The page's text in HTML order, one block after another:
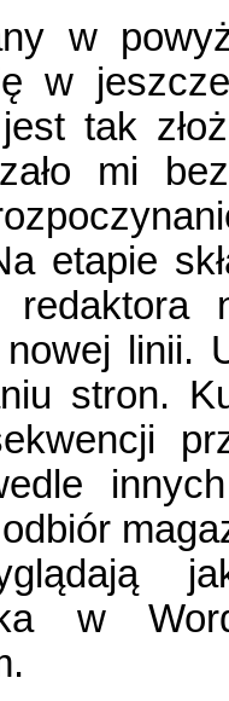
w
w
jest tak
mi
etapie
redaktora
linii.
stron.
w